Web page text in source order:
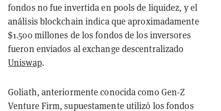
fondos no fue invertida en pools de liquidez, y el
análisis blockchain indica que aproximadamente
$1.500 millones de los fondos de los inversores
fueron enviados al exchange descentralizado
Uniswap.
Goliath, anteriormente conocida como Gen-Z
Venture Firm, supuestamente utilizó los fondos